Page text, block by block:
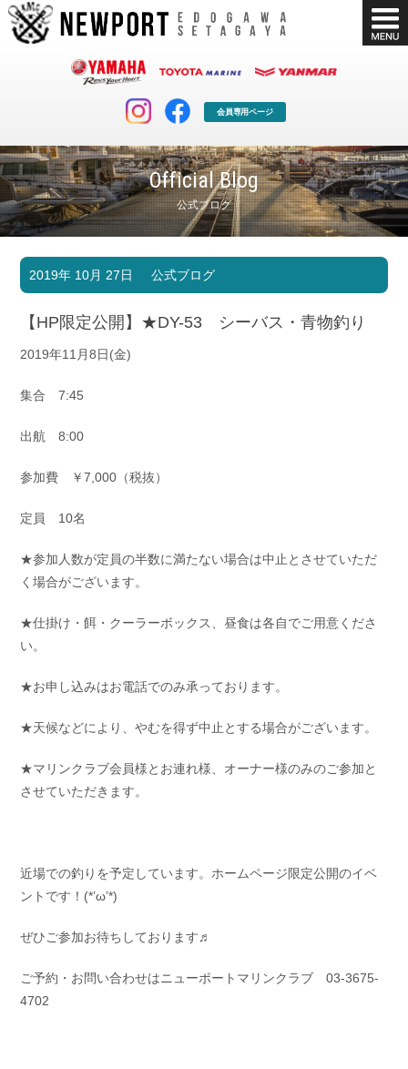
会員専用ページ
Official Blog
公式ブログ
マリンクラブ
マリンライフを堪能したい！
ボート販売
ボート免許
長年の実績と信頼！
シースタイル
Sea-Style
採用情報
2019年 10月 27日 公式ブログ
【HP限定公開】★DY-53 シーバス・青物釣り
2019年11月8日(金)
集合 7:45
出航 8:00
参加費 ￥7,000（税抜）
定員 10名
★参加人数が定員の半数に満たない場合は中止とさせていただ
く場合がございます。
★仕掛け・餌・クーラーボックス、昼食は各自でご用意くださ
い。
★お申し込みはお電話でのみ承っております。
★天候などにより、やむを得ず中止とする場合がございます。
★マリンクラブ会員様とお連れ様、オーナー様のみのご参加と
させていただきます。
近場での釣りを予定しています。ホームページ限定公開のイベ
ントです！(*’ω’*)
ぜひご参加お待ちしております♬
ご予約・お問い合わせはニューポートマリンクラブ 03-3675-
4702